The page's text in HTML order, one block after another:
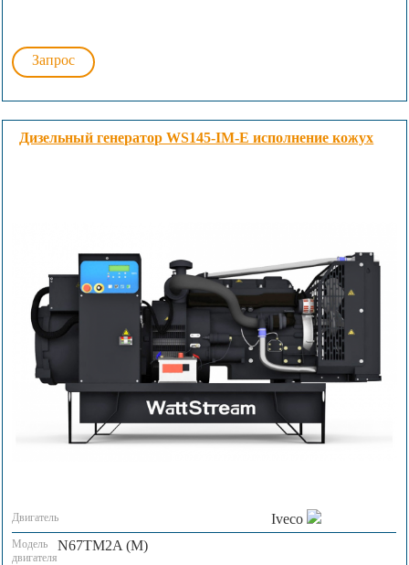
Запрос
Дизельный генератор WS145-IM-E исполнение кожух
Двигатель Iveco
Модель
двигателя
N67TM2A (M)